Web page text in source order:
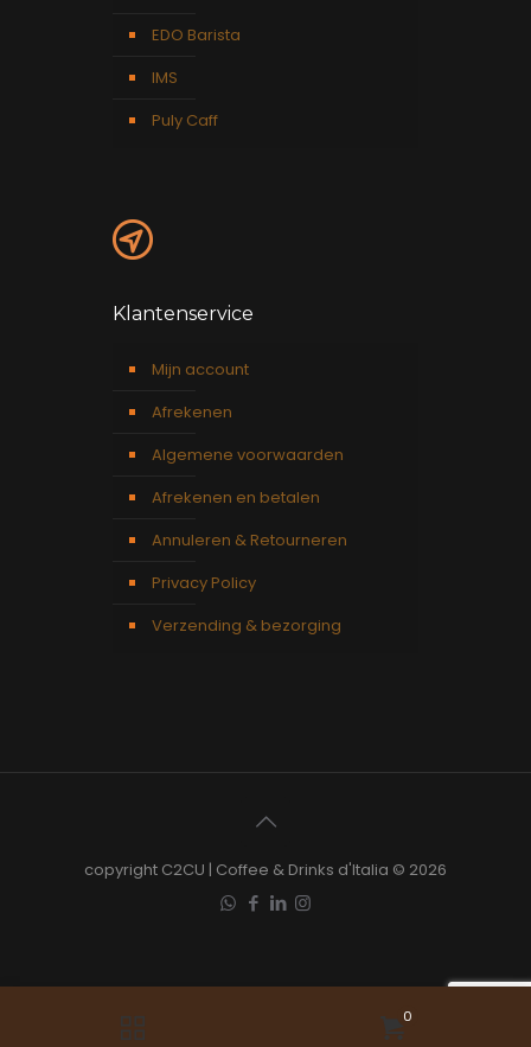
EDO Barista
IMS
Puly Caff
Klantenservice
Mijn account
Afrekenen
Algemene voorwaarden
Afrekenen en betalen
Annuleren & Retourneren
Privacy Policy
Verzending & bezorging
copyright C2CU | Coffee & Drinks d'Italia © 2026
0